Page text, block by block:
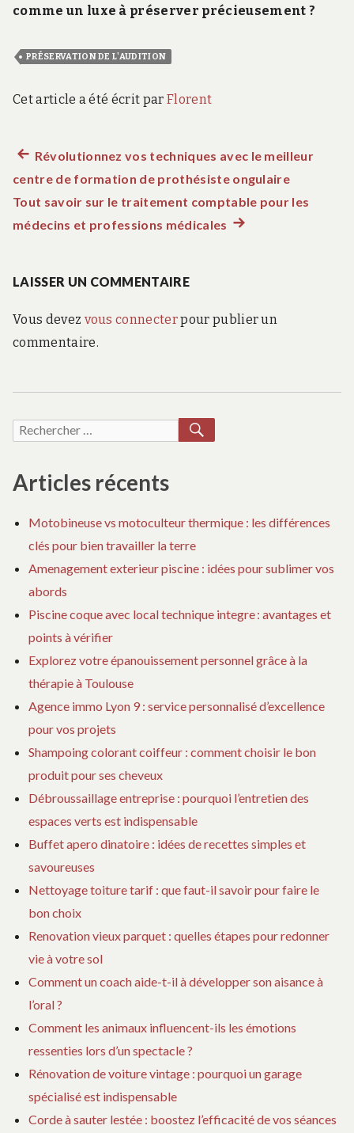
comme un luxe à préserver précieusement ?
PRÉSERVATION DE L'AUDITION
Cet article a été écrit par Florent
Navigation
de
Article
précédent :
Révolutionnez vos techniques avec le meilleur
centre de formation de prothésiste ongulaire
Tout savoir sur le traitement comptable pour les
médecins et professions médicales Article
LAISSER UN COMMENTAIRE
Vous devez vous connecterpour publier un
commentaire.
Recherche
Articles récents
Motobineuse vs motoculteur thermique : les différences
clés pour bien travailler la terre
Amenagement exterieur piscine : idées pour sublimer vos
abords
Piscine coque avec local technique integre : avantages et
points à vérifier
Explorez votre épanouissement personnel grâce à la
thérapie à Toulouse
Agence immo Lyon 9 : service personnalisé d’excellence
pour vos projets
Shampoing colorant coiffeur : comment choisir le bon
produit pour ses cheveux
Débroussaillage entreprise : pourquoi l’entretien des
espaces verts est indispensable
Buffet apero dinatoire : idées de recettes simples et
savoureuses
Nettoyage toiture tarif : que faut-il savoir pour faire le
bon choix
Renovation vieux parquet : quelles étapes pour redonner
vie à votre sol
Comment un coach aide-t-il à développer son aisance à
l’oral ?
Comment les animaux influencent-ils les émotions
ressenties lors d’un spectacle ?
Rénovation de voiture vintage : pourquoi un garage
spécialisé est indispensable
Corde à sauter lestée : boostez l’efficacité de vos séances